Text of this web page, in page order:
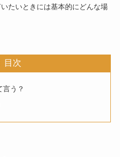
たいときには基本的にどんな場
目次
言う？